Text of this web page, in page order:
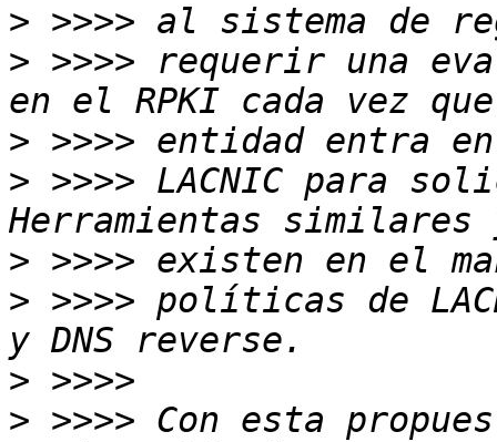
>
> >>>> requerir una
>
> >>>> LACNIC para
>
> >>>> políticas de
>
> >>>> Con esta